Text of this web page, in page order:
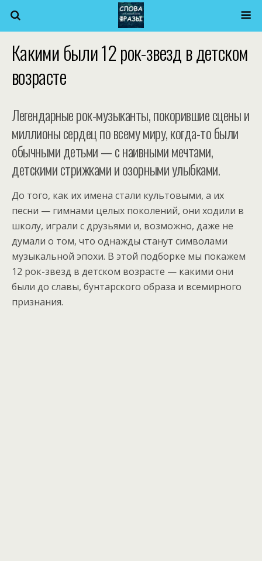
Какими были 12 рок-звезд в детском
возрасте
Легендарные рок-музыканты, покорившие сцены и
миллионы сердец по всему миру, когда-то были
обычными детьми — с наивными мечтами,
детскими стрижками и озорными улыбками.
До того, как их имена стали культовыми, а их
песни — гимнами целых поколений, они ходили в
школу, играли с друзьями и, возможно, даже не
думали о том, что однажды станут символами
музыкальной эпохи. В этой подборке мы покажем
12 рок-звезд в детском возрасте — какими они
были до славы, бунтарского образа и всемирного
признания.